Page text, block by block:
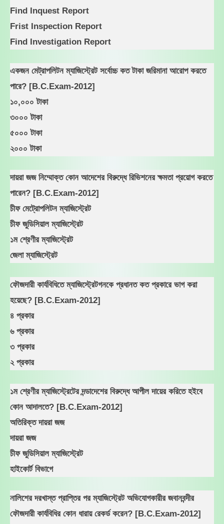
Find Inquest Report
Frist Inspection Report
Find Investigation Report
একজন মেট্রাপলিটন ম্যাজিস্ট্রেট সর্বোচ্চ কত টাকা জরিমানা আরোপ করতে
পারে? [B.C.Exam-2012]
১০,০০০ টাকা
৩০০০ টাকা
৫০০০ টাকা
২০০০ টাকা
দায়রা জজ নিম্মোক্ত কোন আদেশের বিরুদ্ধে রিভিশনের ক্ষমতা প্রয়োগ করতে
পারেন? [B.C.Exam-2012]
চীফ মেট্রোপলিটন ম্যাজিস্ট্রেট
চীফ জুডিসিয়াল ম্যাজিস্ট্রেট
১ম শ্রেণীর ম্যাজিস্ট্রেট
জেলা ম্যাজিস্ট্রেট
ফৌজদারী কার্যবিধিতে ম্যাজিস্ট্রেটগনকে প্রধানত কত প্রকারে ভাগ করা
হয়েছে? [B.C.Exam-2012]
৪ প্রকার
৬ প্রকার
৩ প্রকার
২ প্রকার
১ম শ্রেণীর ম্যাজিস্ট্রেটের দন্ডাদেশের বিরুদ্ধে আপীল দায়ের করিতে হইবে
কোন আদালতে? [B.C.Exam-2012]
অতিরিক্ত দায়রা জজ
দায়রা জজ
চীফ জুডিসিয়াল ম্যাজিস্ট্রেট
হাইকোর্ট বিভাগে
নালিশের দরখাস্ত প্রাপ্তির পর ম্যাজিস্ট্রেট অভিযোগকারীর জবানবন্দীর
ফৌজদারী কার্যবিধির কোন ধারায় রেকর্ড করেন? [B.C.Exam-2012]